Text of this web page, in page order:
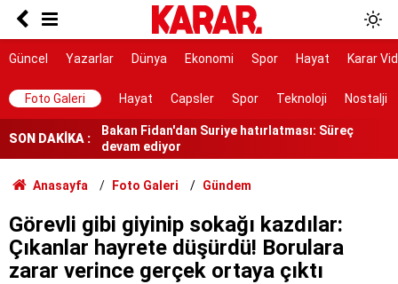
Güncel Yazarlar Dünya Ekonomi Spor Hayat Karar
Foto Galeri Hayat Capsler Spor Teknoloji Nostalji
SON DAKİKA :
Freni boşalan tır araçlara çarptı! 1 ölü 9 yaralı
132 bin ağaçlık orman maden tehdidiyle karşı
karşıya
devam ediyor
Çerçeve yasaya MHP'den bir fire: İzzet Ulvi
Yönter imza atmadı
Rapçi Yüşa Keskin gözaltına alındı
Anasayfa Foto Galeri Gündem
Görevli gibi giyinip sokağı kazdılar:
Çıkanlar hayrete düşürdü! Borulara
zarar verince gerçek ortaya çıktı